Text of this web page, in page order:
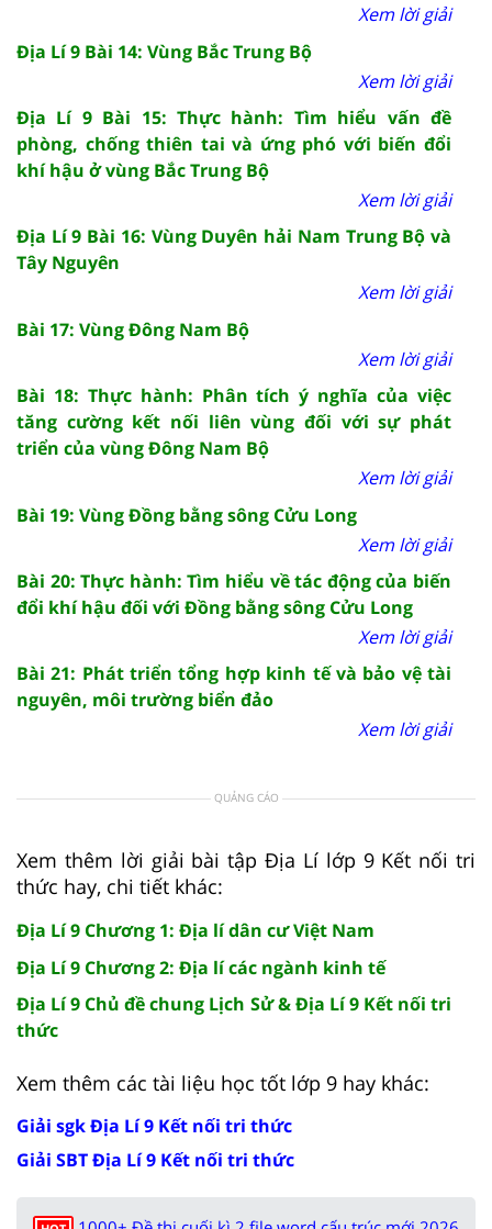
Xem lời giải
Địa Lí 9 Bài 14: Vùng Bắc Trung Bộ
Xem lời giải
Địa Lí 9 Bài 15: Thực hành: Tìm hiểu vấn đề
phòng, chống thiên tai và ứng phó với biến đổi
khí hậu ở vùng Bắc Trung Bộ
Xem lời giải
Địa Lí 9 Bài 16: Vùng Duyên hải Nam Trung Bộ và
Tây Nguyên
Xem lời giải
Bài 17: Vùng Đông Nam Bộ
Xem lời giải
Bài 18: Thực hành: Phân tích ý nghĩa của việc
tăng cường kết nối liên vùng đối với sự phát
triển của vùng Đông Nam Bộ
Xem lời giải
Bài 19: Vùng Đồng bằng sông Cửu Long
Xem lời giải
Bài 20: Thực hành: Tìm hiểu về tác động của biến
đổi khí hậu đối với Đồng bằng sông Cửu Long
Xem lời giải
Bài 21: Phát triển tổng hợp kinh tế và bảo vệ tài
nguyên, môi trường biển đảo
Xem lời giải
QUẢNG CÁO
Xem thêm lời giải bài tập Địa Lí lớp 9 Kết nối tri
thức hay, chi tiết khác:
Địa Lí 9 Chương 1: Địa lí dân cư Việt Nam
Địa Lí 9 Chương 2: Địa lí các ngành kinh tế
Địa Lí 9 Chủ đề chung Lịch Sử & Địa Lí 9 Kết nối tri
thức
Xem thêm các tài liệu học tốt lớp 9 hay khác:
Giải sgk Địa Lí 9 Kết nối tri thức
Giải SBT Địa Lí 9 Kết nối tri thức